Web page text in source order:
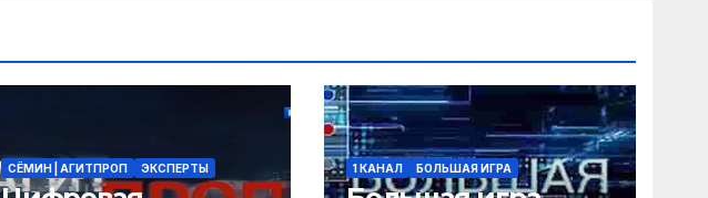
СЁМИН | АГИТПРОП ЭКСПЕРТЫ 1 КАНАЛ БОЛЬШАЯ ИГРА